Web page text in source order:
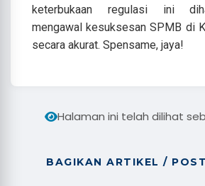
keterbukaan regulasi ini
mengawal kesuksesan SPMB di
secara akurat. Spensame, jaya!
Halaman ini telah dilihat
BAGIKAN ARTIKEL /